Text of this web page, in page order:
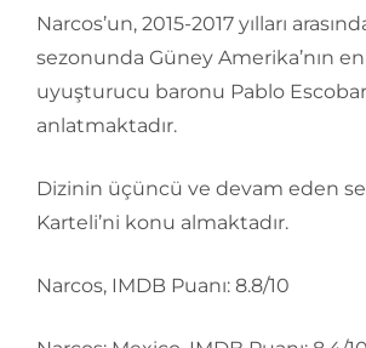
Narcos’un, 2015-2017 yılları
sezonunda Güney Amerika’nın
uyuşturucu baronu Pablo
anlatmaktadır.
Dizinin üçüncü ve devam eden
Karteli’ni konu almaktadır.
Narcos, IMDB Puanı: 8.8/10